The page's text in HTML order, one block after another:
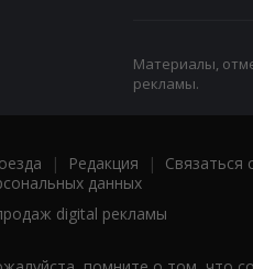
Материалы,
рекламы.
| Редакция | Связаться
данных
digital рекламы